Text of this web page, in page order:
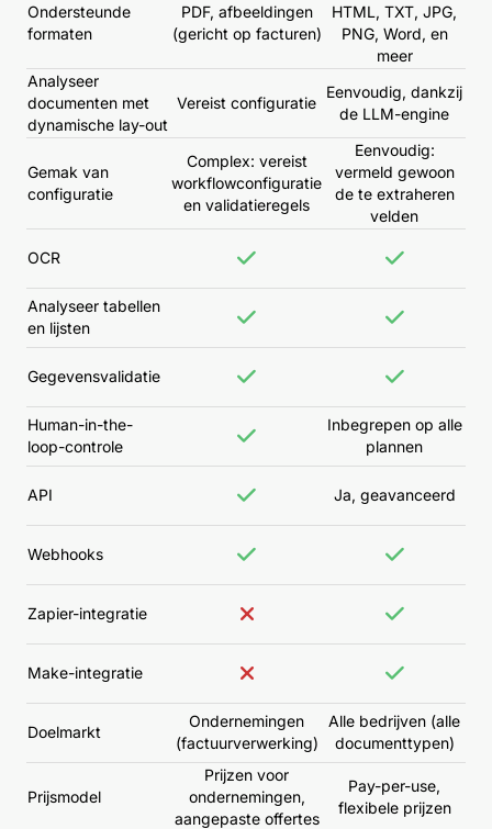
Ondersteunde
formaten
PDF, afbeeldingen
(gericht op facturen)
HTML, TXT, JPG,
PNG, Word, en
meer
Analyseer
documenten met
dynamische lay-out
Vereist configuratie
Eenvoudig, dankzij
de LLM-engine
Gemak van
configuratie
Complex: vereist
workflowconfiguratie
en validatieregels
Eenvoudig:
vermeld gewoon
de te extraheren
velden
OCR
Analyseer tabellen
en lijsten
Gegevensvalidatie
Human-in-the-
loop-controle
Inbegrepen op alle
plannen
API Ja, geavanceerd
Webhooks
Zapier-integratie
Make-integratie
Doelmarkt
Ondernemingen
(factuurverwerking)
Alle bedrijven (alle
documenttypen)
Prijsmodel
Prijzen voor
ondernemingen,
aangepaste offertes
Pay-per-use,
flexibele prijzen